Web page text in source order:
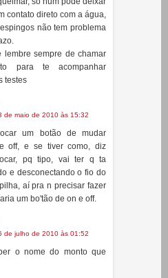
de carrinho de brinquedo,
por um bom tempo
so num pode deixar
contato direto com a água,
não tem problema
lembre sempre de chamar
para te acompanhar
testes
de maio de 2010 às 15:32
um botão de mudar
off, e se tiver como, diz
pq tipo, vai ter q ta
e desconectando o fio do
aí pra n precisar fazer
um bo'tão de on e off.